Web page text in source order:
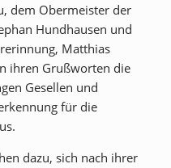
dem Obermeister der
Hundhausen und
Matthias
ihren Grußworten die
Gesellen und
für die
dazu, sich nach ihrer